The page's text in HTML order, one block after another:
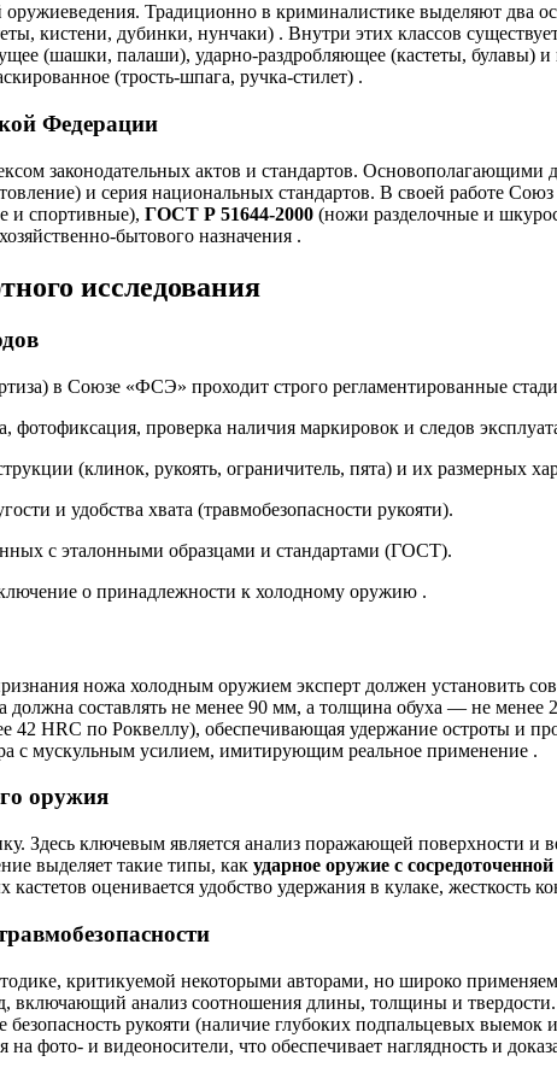
Традиционно в криминалистике выделяют два
кистени, дубинки, нунчаки) . Внутри этих классов
(шашки, палаши), ударно-раздробляющее (кастеты, булавы) и
(трость-шпага, ручка-стилет) .
Федерации
законодательных актов и стандартов.
и серия национальных стандартов. В своей работе
и спортивные), ГОСТ Р 51644-2000 (ножи разделочные и
бытового назначения .
исследования
в Союзе «ФСЭ» проходит строго регламентированные
фотофиксация, проверка наличия маркировок и следов
(клинок, рукоять, ограничитель, пята) и их размерных
и удобства хвата (травмобезопасности рукояти).
с эталонными образцами и стандартами (ГОСТ).
о принадлежности к холодному оружию .
ножа холодным оружием эксперт должен установить
должна составлять не менее 90 мм, а толщина обуха — не менее
HRC по Роквеллу), обеспечивающая удержание остроты и
с мускульным усилием, имитирующим реальное применение .
оружия
Здесь ключевым является анализ поражающей поверхности и
выделяет такие типы, как ударное оружие с
оценивается удобство удержания в кулаке, жесткость
критикуемой некоторыми авторами, но широко
анализ соотношения длины, толщины и твердости.
рукояти (наличие глубоких подпальцевых
фото- и видеоносители, что обеспечивает наглядность и